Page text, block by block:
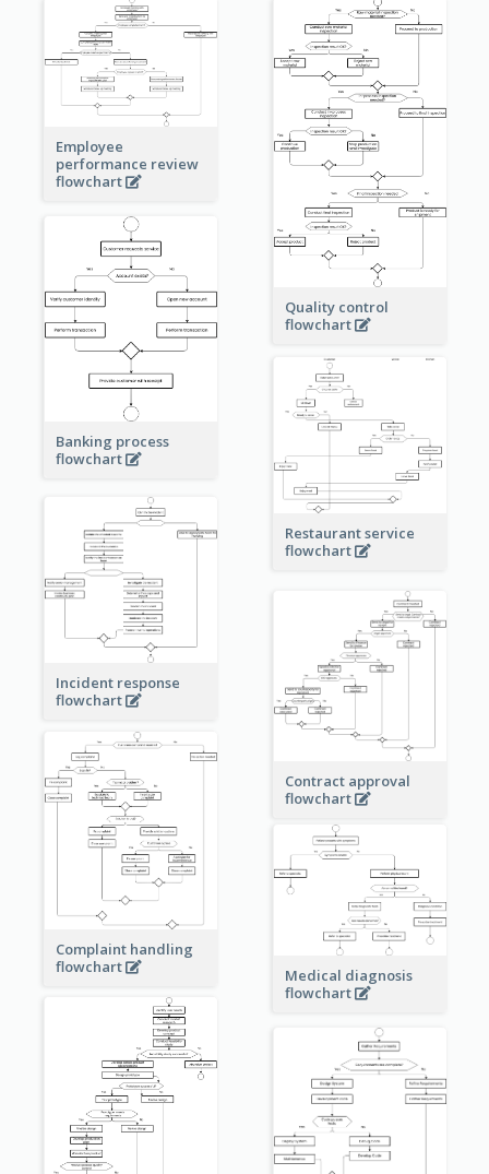
Employee
performance review
flowchart
Quality control
flowchart
Banking process
flowchart
Restaurant service
flowchart
Incident response
flowchart
Contract approval
flowchart
Complaint handling
flowchart
Medical diagnosis
flowchart